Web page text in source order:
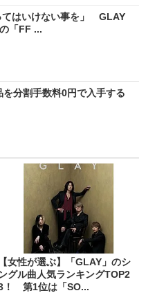
てはいけない事を」 GLAY
「FF ...
分割手数料0円で入手する
【女性が選ぶ】「GLAY」のシ
ングル曲人気ランキングTOP2
！ 第1位は「SO...